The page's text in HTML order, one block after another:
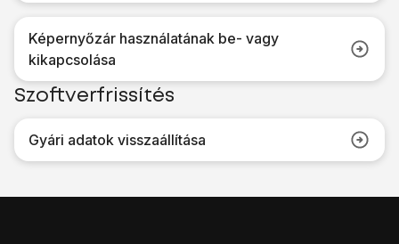
Képernyőzár használatának be- vagy
kikapcsolása
Szoftverfrissítés
Gyári adatok visszaállítása